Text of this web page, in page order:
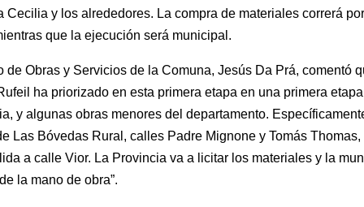
Cecilia y los alrededores. La compra de materiales correrá
que la ejecución será municipal.
de Obras y Servicios de la Comuna, Jesús Da Prá, comentó
ha priorizado en esta primera etapa en una primera
y algunas obras menores del departamento.
Las Bóvedas Rural, calles Padre Mignone y Tomás
a calle Vior. La Provincia va a licitar los materiales y la
la mano de obra”.